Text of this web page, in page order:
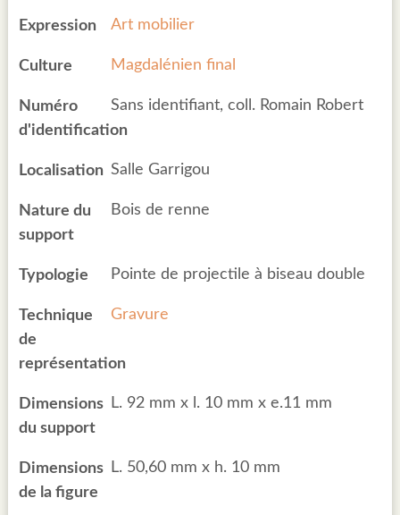
Expression Art mobilier
Culture Magdalénien final
Numéro
d'identification
Sans identifiant, coll. Romain Robert
Localisation Salle Garrigou
Nature du
support
Bois de renne
Typologie Pointe de projectile à biseau double
Technique
de
représentation
Gravure
Dimensions
du support
L. 92 mm x l. 10 mm x e.11 mm
Dimensions
de la figure
L. 50,60 mm x h. 10 mm